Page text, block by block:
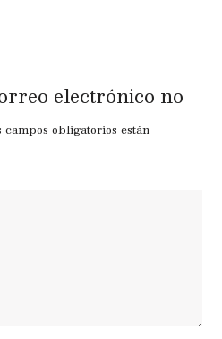
electrónico no
campos obligatorios están